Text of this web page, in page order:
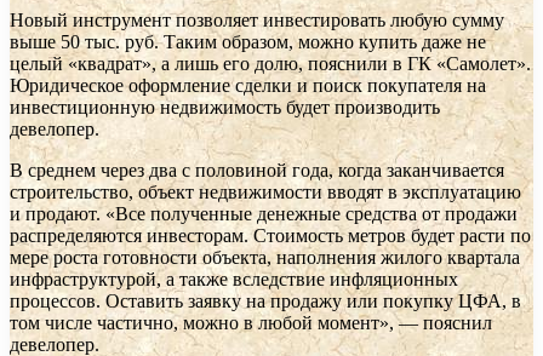
Новый инструмент позволяет инвестировать любую сумму
выше 50 тыс. руб. Таким образом, можно купить даже не
целый «квадрат», а лишь его долю, пояснили в ГК «Самолет».
Юридическое оформление сделки и поиск покупателя на
инвестиционную недвижимость будет производить
девелопер.
В среднем через два с половиной года, когда заканчивается
строительство, объект недвижимости вводят в эксплуатацию
и продают. «Все полученные денежные средства от продажи
распределяются инвесторам. Стоимость метров будет расти по
мере роста готовности объекта, наполнения жилого квартала
инфраструктурой, а также вследствие инфляционных
процессов. Оставить заявку на продажу или покупку ЦФА, в
том числе частично, можно в любой момент», — пояснил
девелопер.